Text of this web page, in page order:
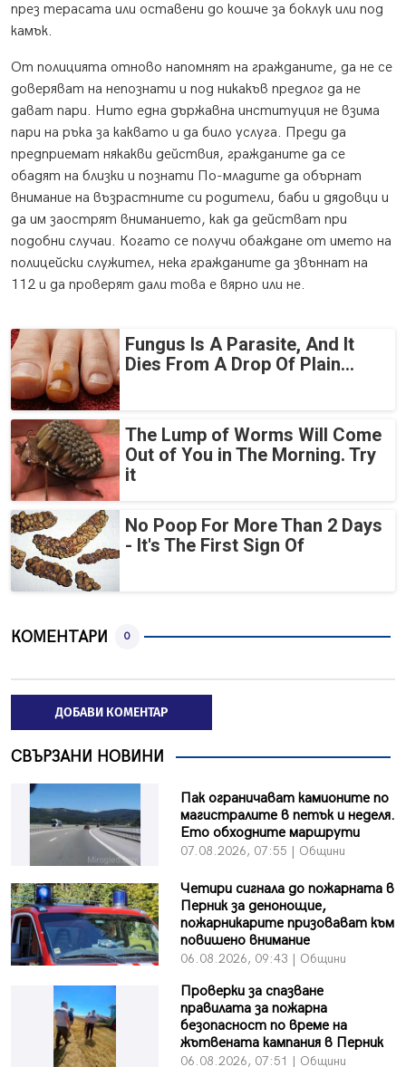
през терасата или оставени до кошче за боклук или под
камък.
От полицията отново напомнят на гражданите, да не се
доверяват на непознати и под никакъв предлог да не
дават пари. Нито една държавна институция не взима
пари на ръка за каквато и да било услуга. Преди да
предприемат някакви действия, гражданите да се
обадят на близки и познати По-младите да обърнат
внимание на възрастните си родители, баби и дядовци и
да им заострят вниманието, как да действат при
подобни случаи. Когато се получи обаждане от името на
полицейски служител, нека гражданите да звъннат на
112 и да проверят дали това е вярно или не.
Fungus Is A Parasite, And It
Dies From A Drop Of Plain...
The Lump of Worms Will Come
Out of You in The Morning. Try
it
No Poop For More Than 2 Days
- It's The First Sign Of
КОМЕНТАРИ 0
ДОБАВИ КОМЕНТАР
СВЪРЗАНИ НОВИНИ
Пак ограничават камионите по
магистралите в петък и неделя.
Ето обходните маршрути
07.08.2026, 07:55 | Общини
Четири сигнала до пожарната в
Перник за денонощие,
пожарникарите призовават към
повишено внимание
06.08.2026, 09:43 | Общини
Проверки за спазване
правилата за пожарна
безопасност по време на
жътвената кампания в Перник
06.08.2026, 07:51 | Общини